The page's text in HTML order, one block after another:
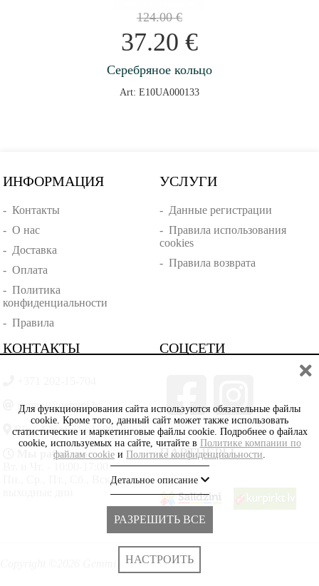
124.00€
37.20 €
Серебряное кольцо
Art: E10UA000133
ИНФОРМАЦИЯ
-Контакты
-О нас
- Доставка
-Оплата
-Политика
конфиденциальности
-Правила
УСЛУГИ
- Данные регистрации
- Правила использования
cookies
- Правила возврата
КОНТАКТЫ
gemmi@gemmi.lv
Rīga, Lāčplēšā iela 88
Мы работаем:
Пн., Ср., Пт., Сб., Вскр. -
СОЦСЕТИ
ПАРТНЁРЫ
Copyright ©2026 Gemmi.lv
Для функционирования сайта используются обязательные файлы
cookie. Кроме того, данный сайт может также использовать
статистические и маркетинговые файлы cookie. Подробнее о файлах
cookie, используемых на сайте, читайте в Политике компании по
файлам cookie и Политике конфиденциальности.
Детальное описание
РАЗРЕШИТЬ ВСЕ
НАСТРОИТЬ